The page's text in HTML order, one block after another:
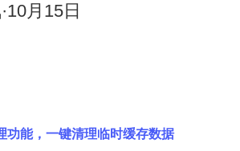
月15日
功能，一键清理临时缓存数据